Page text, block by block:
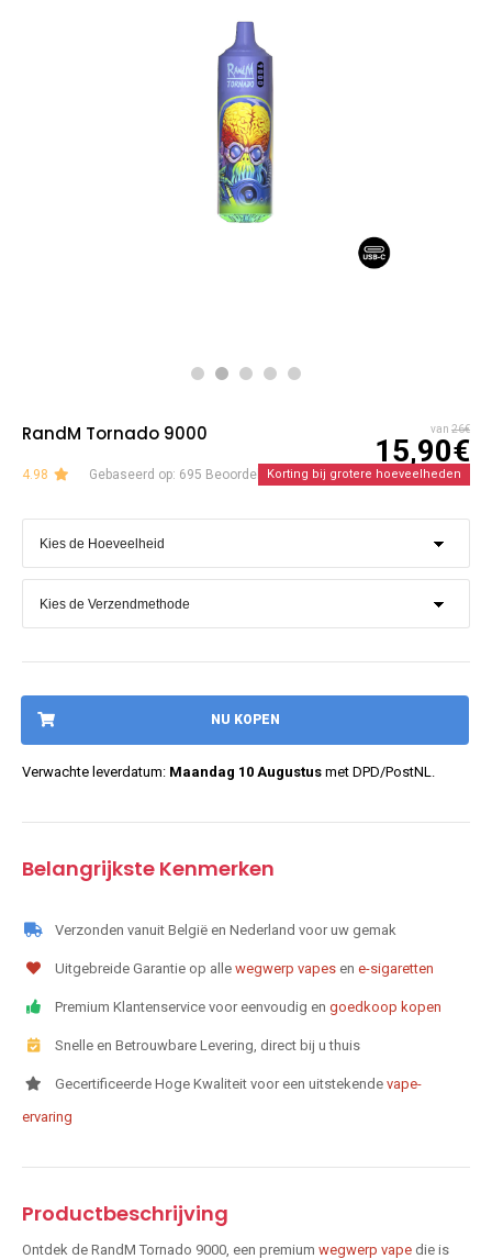
RandM Tornado 9000 van 26€
15,90€
4.98 Gebaseerd op: 695 BeoordelingenKorting bij grotere hoeveelheden
NU KOPEN
Verwachte leverdatum: Maandag 10 Augustus met DPD/PostNL.
Belangrijkste Kenmerken
Verzonden vanuit België en Nederland voor uw gemak
Uitgebreide Garantie op alle wegwerp vapes en e-sigaretten
Premium Klantenservice voor eenvoudig en goedkoop kopen
Snelle en Betrouwbare Levering, direct bij u thuis
Gecertificeerde Hoge Kwaliteit voor een uitstekende vape-
ervaring
Productbeschrijving
Ontdek de RandM Tornado 9000, een premium wegwerp vape die is